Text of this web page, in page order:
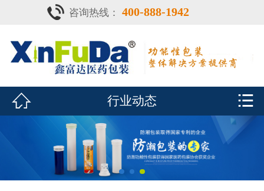
 首页
产品中心
鑫富达资质
行业动态
咨询热线： 400-888-1942
 行业动态 